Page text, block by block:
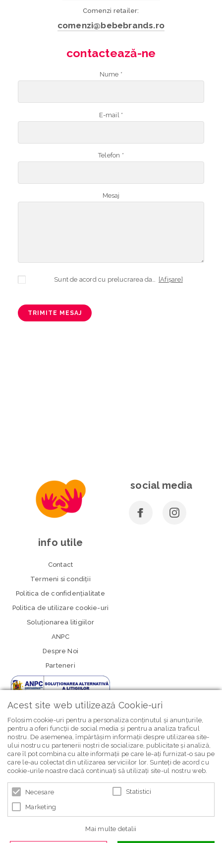
Comenzi retailer:
comenzi@bebebrands.ro
contactează-ne
Nume *
E-mail *
Telefon *
Mesaj
[Afișare]
TRIMITE MESAJ
© 2026 BEBE BRANDS | POWERED BY
social media
info utile
Contact
Termeni si condiţii
Politica de confidenţialitate
Politica de utilizare cookie-uri
Soluționarea litigiilor
ANPC
Despre Noi
Parteneri
newsletter Bebe Brands
Acest site web utilizează Cookie-uri
Folosim cookie-uri pentru a personaliza conținutul și anunțurile,
pentru a oferi funcții de social media și pentru a analiza traficul
nostru. De asemenea, împărtășim informații despre utilizarea site-
ului nostru cu partenerii noștri de socializare, publicitate și analiză,
care îl pot combina cu alte informații pe care le-ați furnizat-o sau pe
care le-au colectat din utilizarea serviciilor lor. Sunteți de acord cu
cookie-urile noastre dacă continuați să utilizați site-ul nostru web.
Necesare Statistici
Marketing
Mai multe detalii